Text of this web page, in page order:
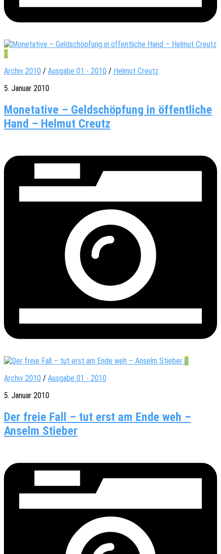
1
Archiv 2010 / Ausgabe 01 - 2010 / Helmut Creutz
5. Januar 2010
Monetative – Geldschöpfung in öffentliche
Hand – Helmut Creutz
0
Archiv 2010 / Ausgabe 01 - 2010
5. Januar 2010
Der freie Fall – tut erst am Ende weh –
Anselm Stieber